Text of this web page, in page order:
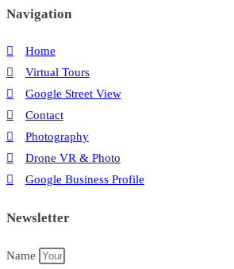
Navigation
Home
Virtual Tours
Google Street View
Contact
Photography
Drone VR & Photo
Google Business Profile
Newsletter
Name